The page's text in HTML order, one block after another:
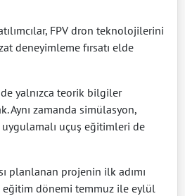
FPV dron teknolojilerini
deneyimleme fırsatı elde
yalnızca teorik bilgiler
Aynı zamanda simülasyon,
uçuş eğitimleri de
planlanan projenin ilk adımı
dönemi temmuz ile eylül